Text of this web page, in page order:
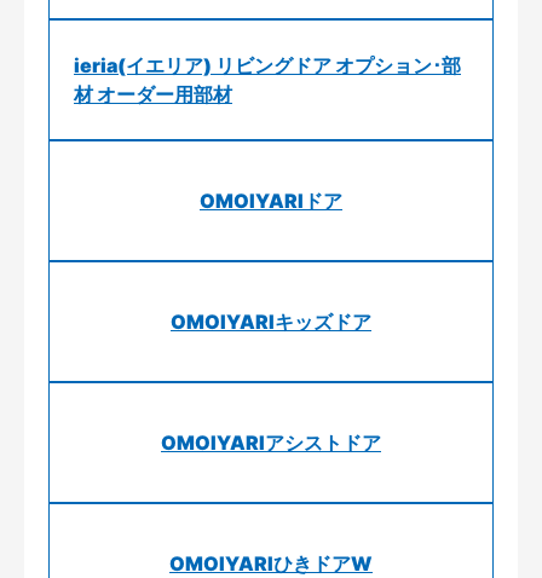
ieria(イエリア) リビングドア オプション･部
材 オーダー用部材
OMOIYARIドア
OMOIYARIキッズドア
OMOIYARIアシストドア
OMOIYARIひきドアW